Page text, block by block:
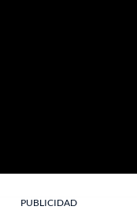
PUBLICIDAD